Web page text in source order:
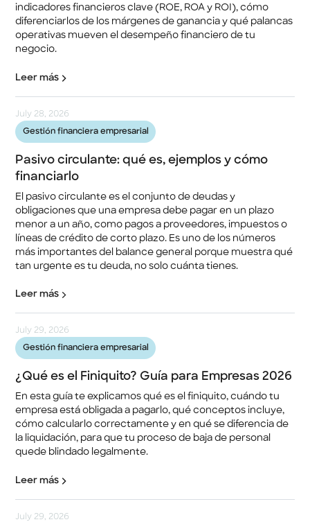
indicadores financieros clave (ROE, ROA y ROI), cómo
diferenciarlos de los márgenes de ganancia y qué palancas
operativas mueven el desempeño financiero de tu
negocio.
Leer más
July 28, 2026
Gestión financiera empresarial
Pasivo circulante: qué es, ejemplos y cómo
financiarlo
El pasivo circulante es el conjunto de deudas y
obligaciones que una empresa debe pagar en un plazo
menor a un año, como pagos a proveedores, impuestos o
líneas de crédito de corto plazo. Es uno de los números
más importantes del balance general porque muestra qué
tan urgente es tu deuda, no solo cuánta tienes.
Leer más
July 29, 2026
Gestión financiera empresarial
¿Qué es el Finiquito? Guía para Empresas 2026
En esta guía te explicamos qué es el finiquito, cuándo tu
empresa está obligada a pagarlo, qué conceptos incluye,
cómo calcularlo correctamente y en qué se diferencia de
la liquidación, para que tu proceso de baja de personal
quede blindado legalmente.
Leer más
July 29, 2026